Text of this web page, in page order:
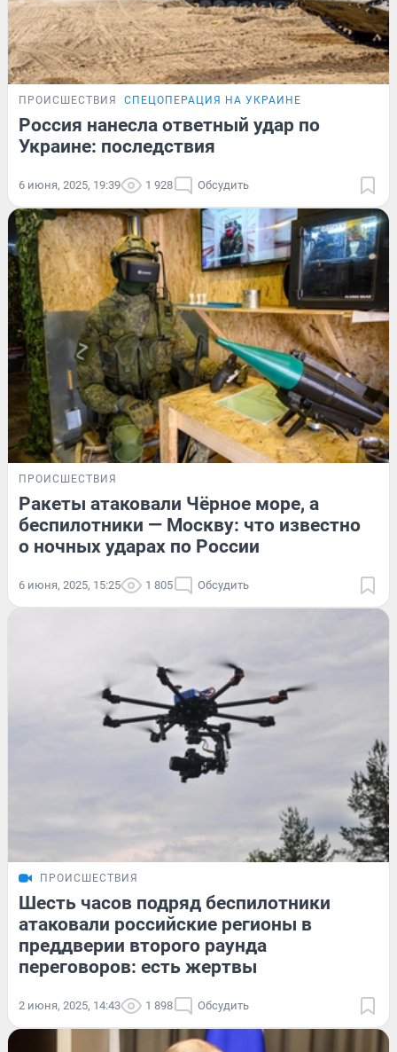
ПРОИСШЕСТВИЯ СПЕЦОПЕРАЦИЯ НА УКРАИНЕ
Россия нанесла ответный удар по
Украине: последствия
6 июня, 2025, 19:39 1 928 Обсудить
ПРОИСШЕСТВИЯ
Ракеты атаковали Чёрное море, а
беспилотники — Москву: что известно
о ночных ударах по России
6 июня, 2025, 15:25 1 805 Обсудить
ПРОИСШЕСТВИЯ
Шесть часов подряд беспилотники
атаковали российские регионы в
преддверии второго раунда
переговоров: есть жертвы
2 июня, 2025, 14:43 1 898 Обсудить